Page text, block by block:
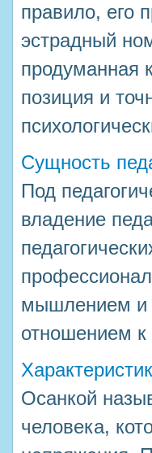
правило, его
эстрадный
продуманная
позиция и
Сущность
Под
владение
мышлением и
отношением к
Осанкой
человека,